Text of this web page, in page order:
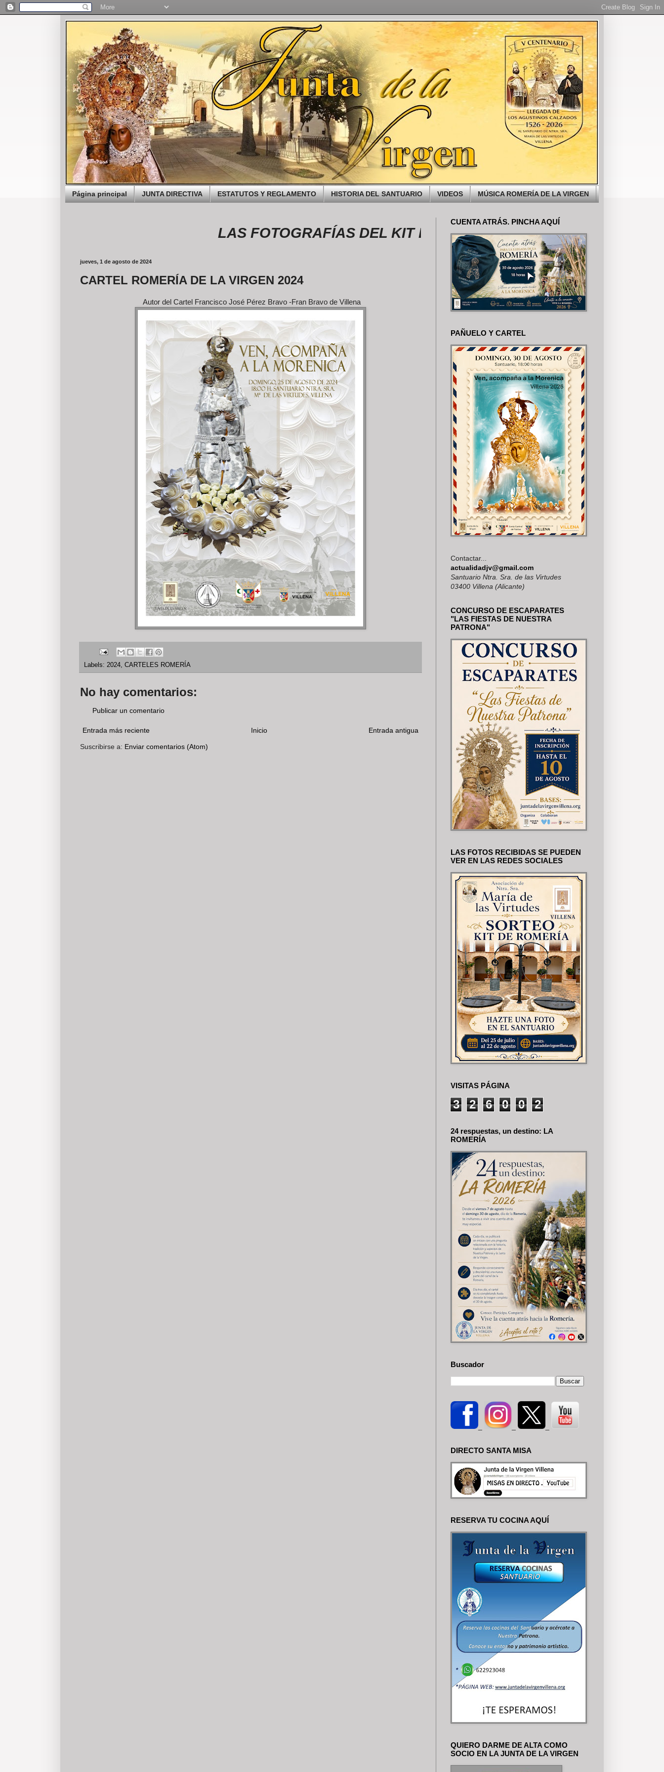
Página principal JUNTA DIRECTIVA ESTATUTOS Y REGLAMENTO HISTORIA DEL SANTUARIO VIDEOS MÚSICA ROMERÍA DE LA VIRGEN
LAS FOTOGRAFÍAS DEL KIT DE LA ROMERÍA, SE PUEDEN VER EN
jueves, 1 de agosto de 2024
CARTEL ROMERÍA DE LA VIRGEN 2024
Autor del Cartel Francisco José Pérez Bravo -Fran Bravo de Villena
Labels: 2024, CARTELES ROMERÍA
No hay comentarios:
Publicar un comentario
Entrada más reciente Entrada antigua
Inicio
Suscribirse a: Enviar comentarios (Atom)
CUENTA ATRÁS. PINCHA AQUÍ
PAÑUELO Y CARTEL
Contactar...
actualidadjv@gmail.com
Santuario Ntra. Sra. de las Virtudes
03400 Villena (Alicante)
CONCURSO DE ESCAPARATES
"LAS FIESTAS DE NUESTRA
PATRONA"
LAS FOTOS RECIBIDAS SE PUEDEN
VER EN LAS REDES SOCIALES
VISITAS PÁGINA
3 2 6 0 0 2
24 respuestas, un destino: LA
ROMERÍA
Buscador
DIRECTO SANTA MISA
RESERVA TU COCINA AQUÍ
QUIERO DARME DE ALTA COMO
SOCIO EN LA JUNTA DE LA VIRGEN